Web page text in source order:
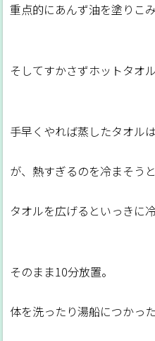
重点的にあんず油を塗りこみ
そしてすかさずホットタオ
手早くやれば蒸したタオル
が、熱すぎるのを冷まそう
タオルを広げるといっきに
そのまま10分放置。
体を洗ったり湯船につかっ